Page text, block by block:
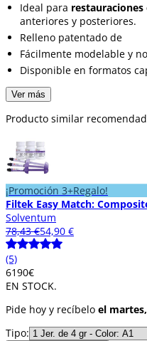
Ideal para
anteriores y posteriores.
Relleno patentado de
Fácilmente modelable y
Disponible en formatos
Ver más
Producto similar
¡Promoción 3+Regalo!
Filtek Easy Match:
Solventum
78,43 €54,90 €
(5)
6190€
EN STOCK.
Pide hoy y recíbelo el
Tipo: